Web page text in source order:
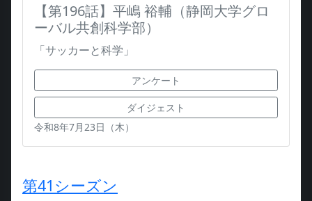
【第196話】平嶋 裕輔（静岡大学グロ
ーバル共創科学部）
「サッカーと科学」
アンケート
ダイジェスト
令和8年7月23日（木）
第41シーズン